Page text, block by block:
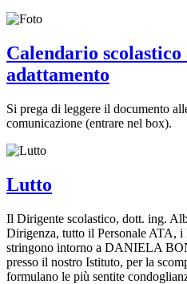
Calendario scolastico
adattamento
Si prega di leggere il documento
comunicazione (entrare nel box).
Lutto
Il Dirigente scolastico, dott. ing.
Dirigenza, tutto il Personale ATA,
stringono intorno a DANIELA
presso il nostro Istituto, per la
formulano le più sentite